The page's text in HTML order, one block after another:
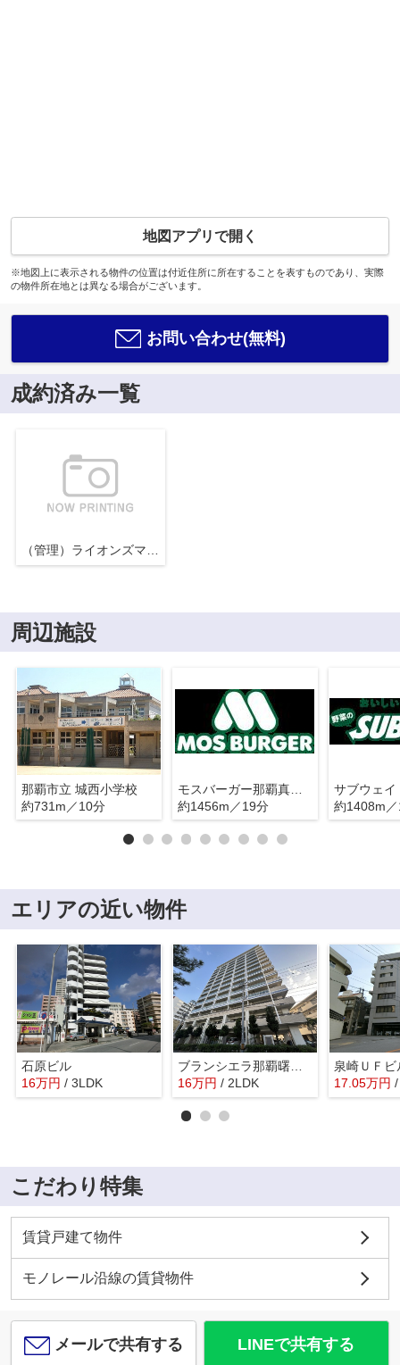
地図アプリで開く
※地図上に表示される物件の位置は付近住所に所在することを表すものであり、実際
の物件所在地とは異なる場合がございます。
お問い合わせ(無料)
成約済み一覧
（管理）ライオンズマンション首里桃原
周辺施設
那覇市立 城西小学校
約731m／10分
モスバーガー那覇真嘉比店
約1456m／19分
約1408m
エリアの近い物件
石原ビル
16万円 / 3LDK
ブランシエラ那覇曙プレミスト
16万円 / 2LDK
泉崎ＵＦビ
17.05万円
こだわり特集
賃貸戸建て物件
モノレール沿線の賃貸物件
メールで共有する LINEで共有する